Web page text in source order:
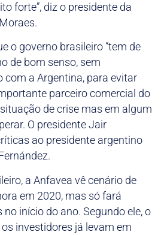
forte”, diz o presidente da
o governo brasileiro “tem de
de bom senso, sem
com a Argentina, para evitar
parceiro comercial do
de crise mas em algum
O presidente Jair
ao presidente argentino
a Anfavea vê cenário de
em 2020, mas só fará
início do ano. Segundo ele, o
investidores já levam em